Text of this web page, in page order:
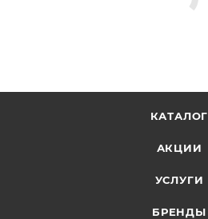
КАТАЛОГ
АКЦИИ
УСЛУГИ
БРЕНДЫ